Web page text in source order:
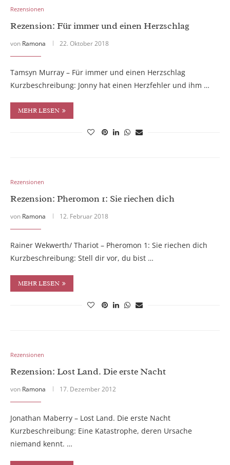
Rezensionen
Rezension: Für immer und einen Herzschlag
von Ramona 22. Oktober 2018
Tamsyn Murray – Für immer und einen Herzschlag
Kurzbeschreibung: Jonny hat einen Herzfehler und ihm …
MEHR LESEN
Rezensionen
Rezension: Pheromon 1: Sie riechen dich
von Ramona 12. Februar 2018
Rainer Wekwerth/ Thariot – Pheromon 1: Sie riechen dich
Kurzbeschreibung: Stell dir vor, du bist …
MEHR LESEN
Rezensionen
Rezension: Lost Land. Die erste Nacht
von Ramona 17. Dezember 2012
Jonathan Maberry – Lost Land. Die erste Nacht
Kurzbeschreibung: Eine Katastrophe, deren Ursache
niemand kennt. …